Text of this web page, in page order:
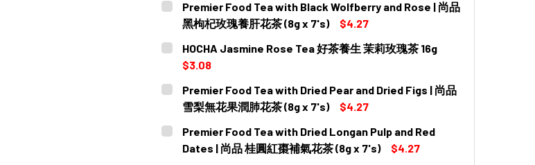
Premier Food Tea with Black Wolfberry and Rose | 尚品
黑枸杞玫瑰養肝花茶 (8g x 7's)
$4.27
CURRENT
STOCK:
QUANTITY:
DECREASE QUANTITY OF PREMIER FOOD TEA WITH BLACK WOLFBERRY
HOCHA Jasmine Rose Tea 好茶養生 茉莉玫瑰茶 16g
$3.08
CURRENT
STOCK:
QUANTITY:
DECREASE QUANTITY OF HOCHA JASMINE ROSE TEA 好茶養生 茉莉玫瑰茶
INCREASE QUANTITY OF HOCHA JASMINE ROSE TEA 好茶養生
Premier Food Tea with Dried Pear and Dried Figs | 尚品
雪梨無花果潤肺花茶 (8g x 7's)
$4.27
CURRENT
STOCK:
QUANTITY:
DECREASE QUANTITY OF PREMIER FOOD TEA WITH DRIED PEAR AND
INCREASE QUANTITY OF PREMIER FOOD TEA WITH DRIED
Premier Food Tea with Dried Longan Pulp and Red
Dates | 尚品 桂圓紅棗補氣花茶 (8g x 7's)
$4.27